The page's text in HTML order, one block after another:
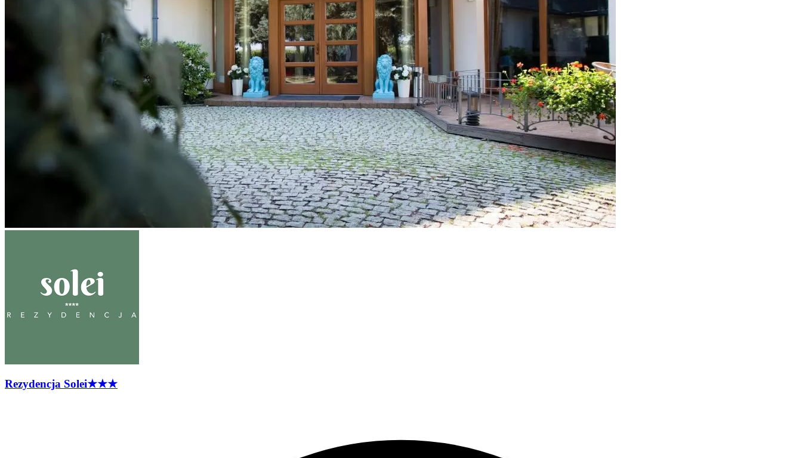
Rezydencja Solei★★★